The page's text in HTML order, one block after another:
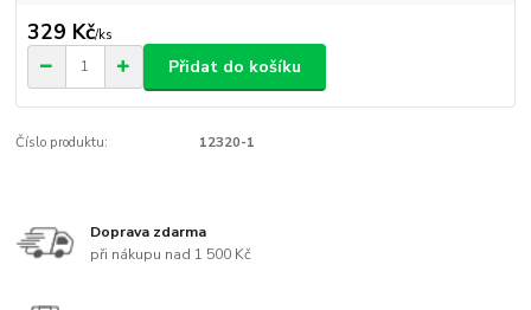
329 Kč/ks
Přidat do košíku
Číslo produktu: 12320-1
Doprava zdarma
při nákupu nad 1 500 Kč